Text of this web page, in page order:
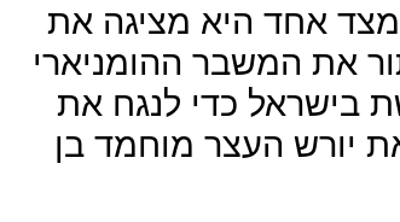
אחד היא מציגה את
את המשבר ההומניארי
בישראל כדי לנגח את
יורש העצר מוחמד בן